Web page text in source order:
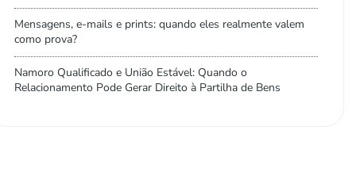
Mensagens, e-mails e prints: quando eles realmente valem
como prova?
Namoro Qualificado e União Estável: Quando o
Relacionamento Pode Gerar Direito à Partilha de Bens